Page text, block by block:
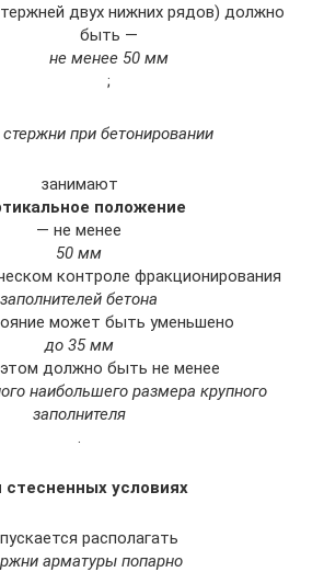
двух нижних рядов) должно
быть —
не менее 50 мм
;
при бетонировании
занимают
положение
— не менее
50 мм
контроле фракционирования
заполнителей бетона
может быть уменьшено
до 35 мм
должно быть не менее
наибольшего размера крупного
заполнителя
стесненных условиях
располагать
арматуры попарно